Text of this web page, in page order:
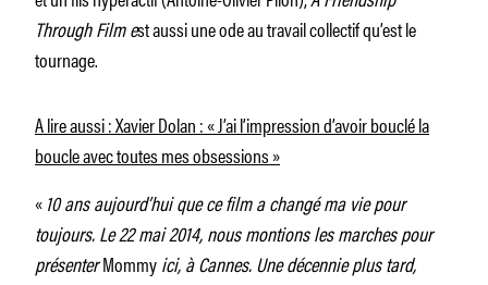
Through Film est aussi une ode au travail collectif qu’est le
tournage.
A lire aussi : Xavier Dolan : « J’ai l’impression d’avoir bouclé la
boucle avec toutes mes obsessions »
«10 ans aujourd’hui que ce film a changé ma vie pour
toujours. Le 22 mai 2014, nous montions les marches pour
présenterMommyici, à Cannes. Une décennie plus tard,